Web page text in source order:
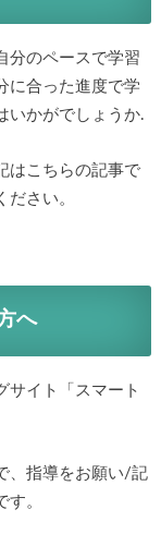
分のペースで学習
に合った進度で学
いかがでしょうか.
はこちらの記事で
さい。
へ
サイト「スマート
、指導をお願い/記
。